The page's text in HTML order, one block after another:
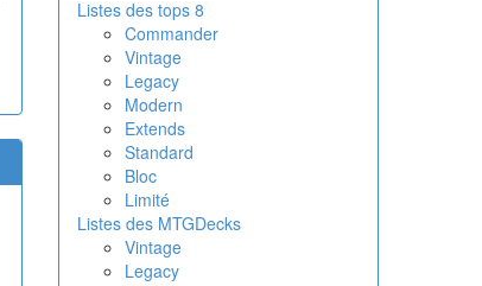
Listes des tops 8
Commander
Vintage
Legacy
Modern
Extends
Standard
Bloc
Limité
Listes des MTGDecks
Vintage
Legacy